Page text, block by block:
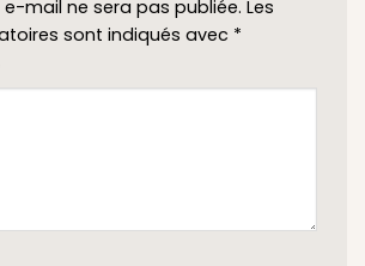
mail ne sera pas publiée. Les
sont indiqués avec *